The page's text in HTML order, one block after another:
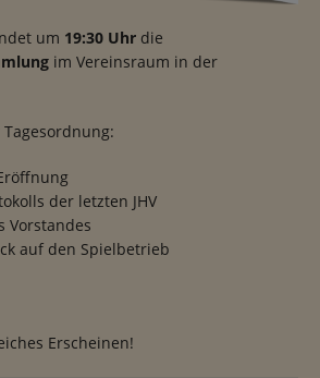
um 19:30 Uhr die
im Vereinsraum in der
der letzten JHV
Vorstandes
auf den Spielbetrieb
Erscheinen!